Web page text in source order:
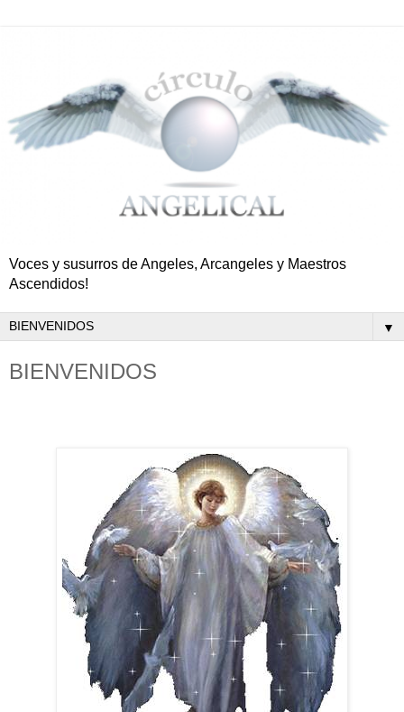
Voces y susurros de Angeles, Arcangeles y Maestros
Ascendidos!
▼
BIENVENIDOS